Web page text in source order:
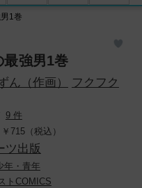
1巻
最強男1巻
ん（作画）
フクフク
9 件
￥ 715（税込）
ツ出版
年・青年
トCOMICS